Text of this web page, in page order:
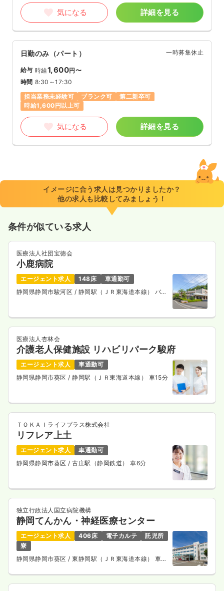
気になる 詳細を見る
日勤のみ（パート） 一時募集休止
給与 時給1,600円〜
時間 8:30～17:30
担当業務未経験可
ブランク可
第二新卒可
時給1,600円以上可
気になる 詳細を見る
イメージに合う求人は見つかりましたか？
他の求人も比較してみましょう！
条件が似ている求人
医療法人社団宝徳会
小鹿病院
エージェント求人 148床
車通勤可
静岡県静岡市駿河区 / 静岡駅（ＪＲ東海道本線） バス
医療法人杏林会
介護老人保健施設 リハビリパーク駿府
エージェント求人
車通勤可
静岡県静岡市葵区 / 静岡駅（ＪＲ東海道本線） 車15分
ＴＯＫＡＩライフプラス株式会社
リフレア上土
エージェント求人
車通勤可
静岡県静岡市葵区 / 古庄駅（静岡鉄道） 車6分
独立行政法人国立病院機構
静岡てんかん・神経医療センター
エージェント求人 406床 電子カルテ
託児所
寮
静岡県静岡市葵区/ 東静岡駅（ＪＲ東海道本線） 車15